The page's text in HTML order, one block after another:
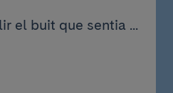
el buit que sentia ...